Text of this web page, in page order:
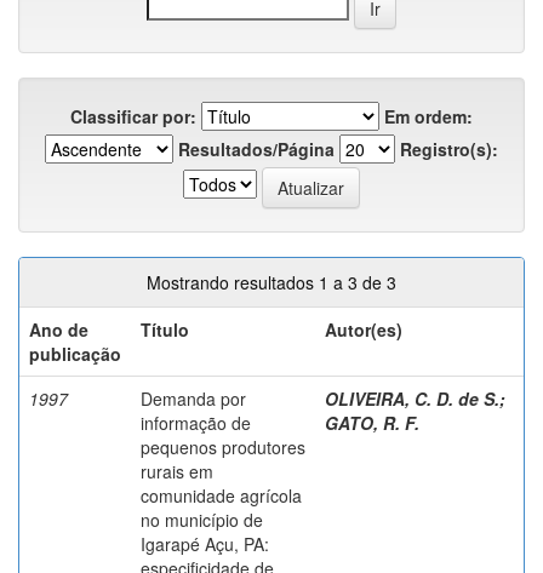
Classificar por:
Em ordem:
Resultados/Página
Registro(s):
Mostrando resultados 1 a 3 de 3
Ano de
publicação
Título Autor(es)
1997
Demanda por
informação de
pequenos produtores
rurais em
comunidade agrícola
no município de
Igarapé Açu, PA:
especificidade de
OLIVEIRA, C. D. de S.;
GATO, R. F.